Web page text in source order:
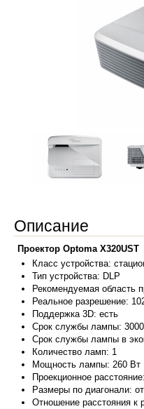
Описание
Проектор Optoma X320UST
Класс устройства:
Тип устройства: DLP
Рекомендуемая область
Реальное разрешение:
Поддержка 3D: есть
Срок службы лампы:
Срок службы лампы в
Количество ламп: 1
Мощность лампы: 260 Вт
Проекционное
Размеры по диагонали:
Отношение расстояния к